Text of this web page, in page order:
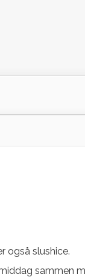
også slushice.
sammen